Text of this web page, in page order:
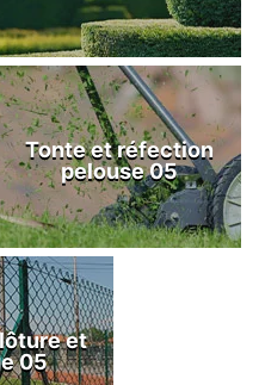
Tonte et réfection
pelouse 05
et
05